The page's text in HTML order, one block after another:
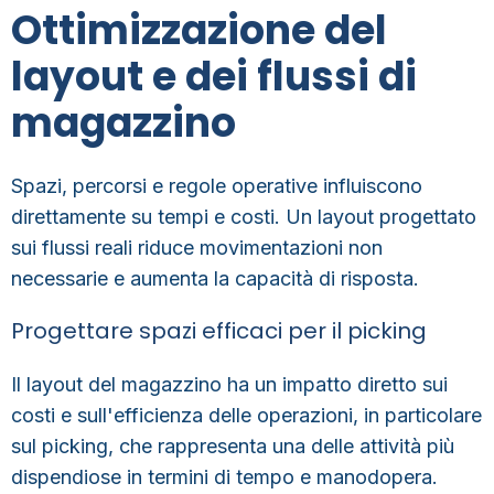
Ottimizzazione del
layout e dei flussi di
magazzino
Spazi, percorsi e regole operative influiscono
direttamente su tempi e costi. Un layout progettato
sui flussi reali riduce movimentazioni non
necessarie e aumenta la capacità di risposta.
Progettare spazi efficaci per il picking
Il layout del magazzino ha un impatto diretto sui
costi e sull'efficienza delle operazioni, in particolare
sul picking, che rappresenta una delle attività più
dispendiose in termini di tempo e manodopera.